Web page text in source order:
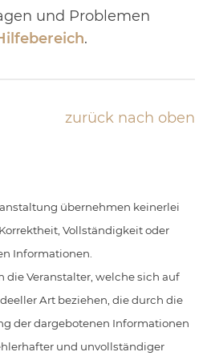
und Problemen
.
zurück nach oben
übernehmen keinerlei
Vollständigkeit oder
Informationen.
die Veranstalter, welche sich auf
Art beziehen, die durch die
der dargebotenen Informationen
und unvollständiger